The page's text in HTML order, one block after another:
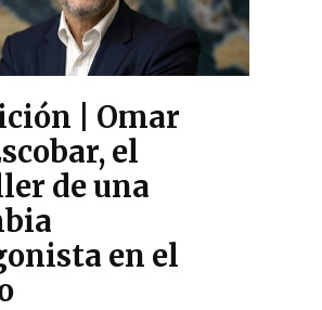
| Omar
el
de una
en el